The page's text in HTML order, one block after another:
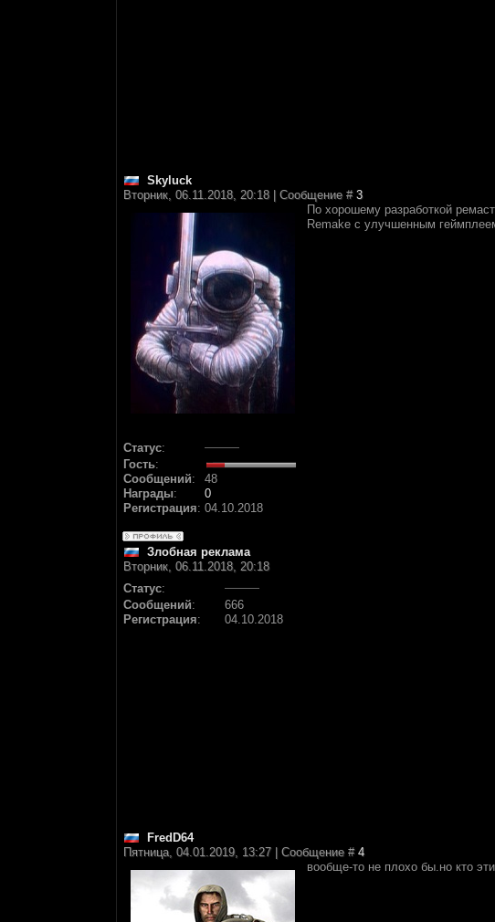
Skyluck
Вторник, 06.11.2018, 20:18 | Сообщение # 3
Статус:
Гость:
Сообщений:
48
Награды:
0
Регистрация: 04.10.2018
По хорошему разработкой
Remake с улучшенным
Злобная реклама
Вторник, 06.11.2018, 20:18
Статус:
Сообщений:
666
Регистрация: 04.10.2018
FredD64
Пятница, 04.01.2019, 13:27 | Сообщение # 4
вообще-то не плохо бы.но кто